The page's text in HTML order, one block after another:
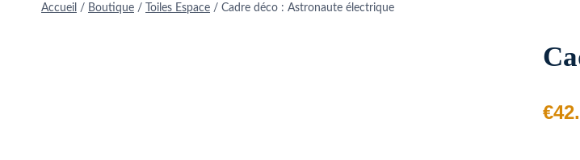
Accueil / Boutique / Toiles Espace / Cadre déco : Astronaute électrique
€